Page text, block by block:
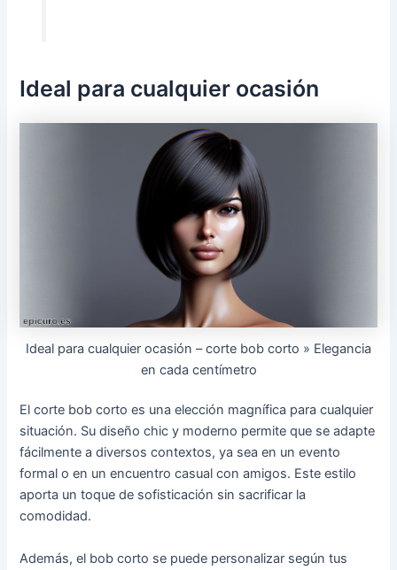
Ideal para cualquier ocasión
Ideal para cualquier ocasión – corte bob corto » Elegancia
en cada centímetro
El corte bob corto es una elección magnífica para cualquier
situación. Su diseño chic y moderno permite que se adapte
fácilmente a diversos contextos, ya sea en un evento
formal o en un encuentro casual con amigos. Este estilo
aporta un toque de sofisticación sin sacrificar la
comodidad.
Además, el bob corto se puede personalizar según tus